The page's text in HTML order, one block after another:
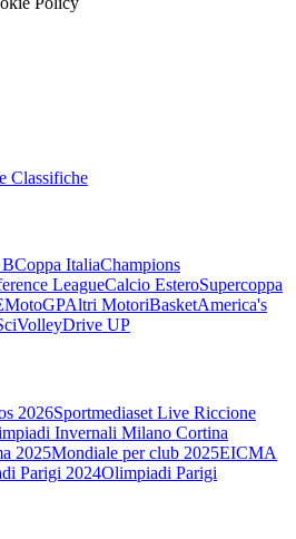
Classifiche
BCoppa ItaliaChampions
LeagueCalcio EsteroSupercoppa
MotoGPAltri MotoriBasketAmerica's
VolleyDrive UP
2026Sportmediaset Live Riccione
Invernali Milano Cortina
2025Mondiale per club 2025EICMA
Parigi 2024Olimpiadi Parigi